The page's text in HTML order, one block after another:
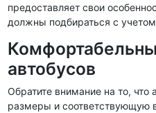
предоставляет свои
должны подбираться с
автобусов
Обратите внимание на то,
размеры и соответствующую